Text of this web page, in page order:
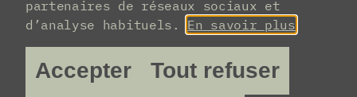
une accréditation ?
Les journalistes peuvent demander une
accréditation via
press@abconcerts.be
partenaires de réseaux sociaux et
d’analyse habituels. En savoir plus
Accepter
Tout refuser